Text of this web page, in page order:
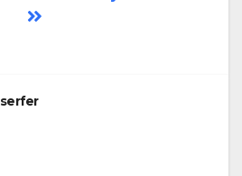
serfer